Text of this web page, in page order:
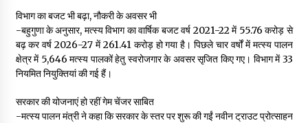
विभाग का बजट भी बढ़ा, नौकरी के अवसर भी
-बहुगुणा के अनुसार, मत्स्य विभाग का वार्षिक बजट वर्ष 2021-22 में ₹55.76 करोड़ से
बढ़ कर वर्ष 2026-27 में ₹261.41 करोड़ हो गया है। पिछले चार वर्षों में मत्स्य पालन
क्षेत्र में 5,646 मत्स्य पालकों हेतु स्वरोजगार के अवसर सृजित किए गए। विभाग में 33
नियमित नियुक्तियां की गई हैं।
सरकार की योजनाएं हो रहीं गेम चेंजर साबित
-मत्स्य पालन मंत्री ने कहा कि सरकार के स्तर पर शुरू की गईं नवीन ट्राउट प्रोत्साहन